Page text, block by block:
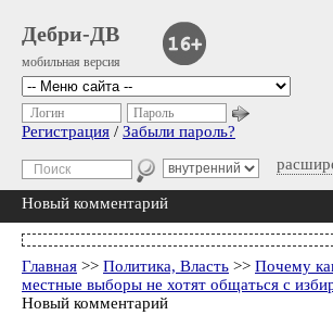
Дебри-ДВ
мобильная версия
Логин Пароль
Регистрация / Забыли пароль?
Новый комментарий
Главная >> Политика, Власть >> Почему
местные выборы не хотят общаться с
Новый комментарий